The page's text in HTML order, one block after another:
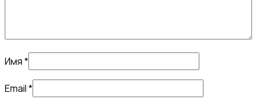
Имя*
Email*